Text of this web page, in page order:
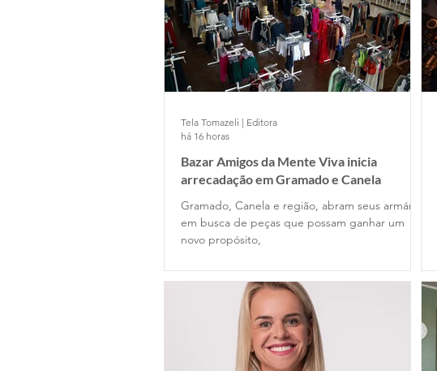
Bazar Amigos da Mente Viva inicia
arrecadação em Gramado e Canela
Gramado, Canela e região, abram seus armários
em busca de peças que possam ganhar um
novo propósito,
Tela Tomazeli | Editora
há 16 horas